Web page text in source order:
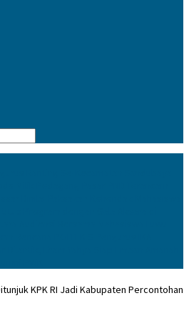
KPK RI Jadi Kabupaten Percontohan